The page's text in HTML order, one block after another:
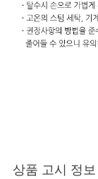
상품 고시 정보